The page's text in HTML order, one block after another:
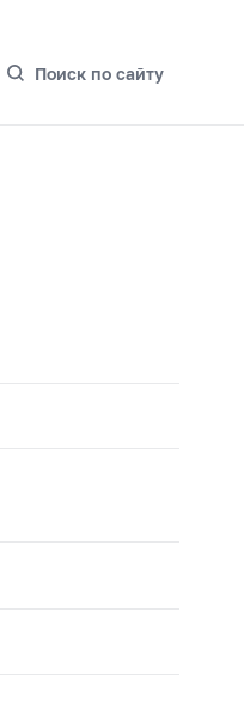
Поиск по сайту